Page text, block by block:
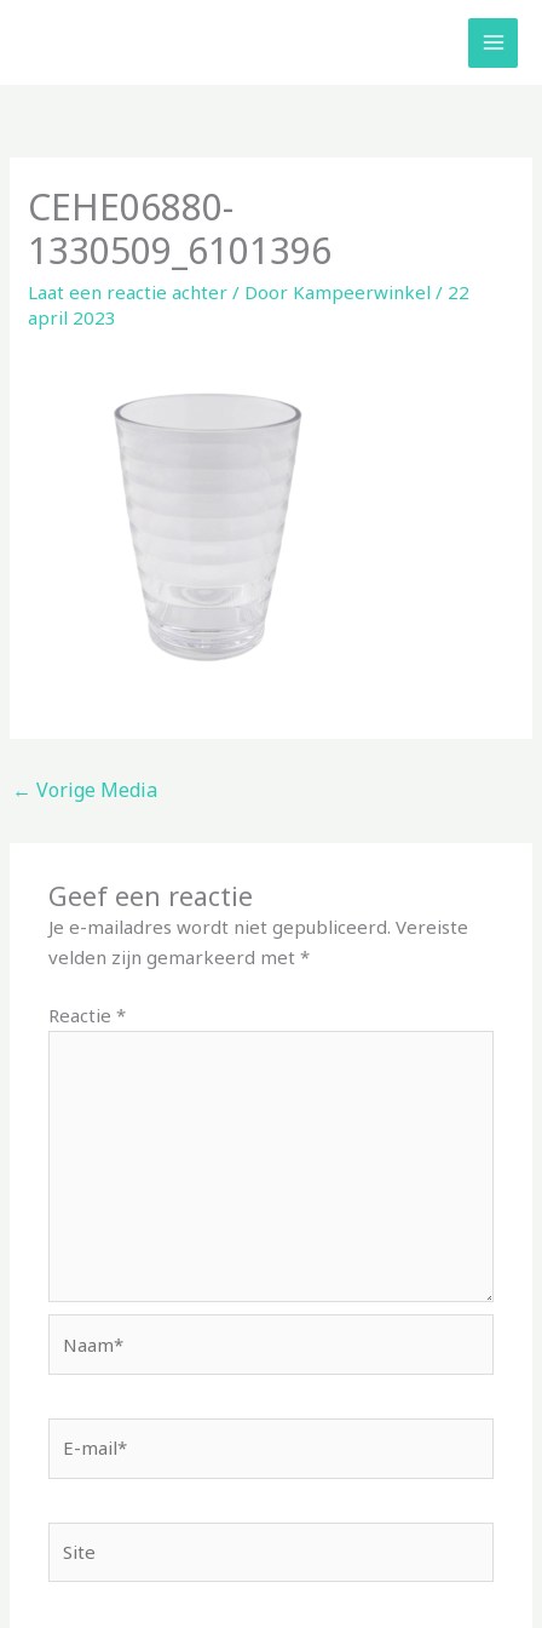
CEHE06880-
1330509_6101396
Laat een reactie achter / Door Kampeerwinkel/ 22
april 2023
← Vorige Media
Geef een reactie
Je e-mailadres wordt niet gepubliceerd. Vereiste
velden zijn gemarkeerd met*
Reactie*
mail*